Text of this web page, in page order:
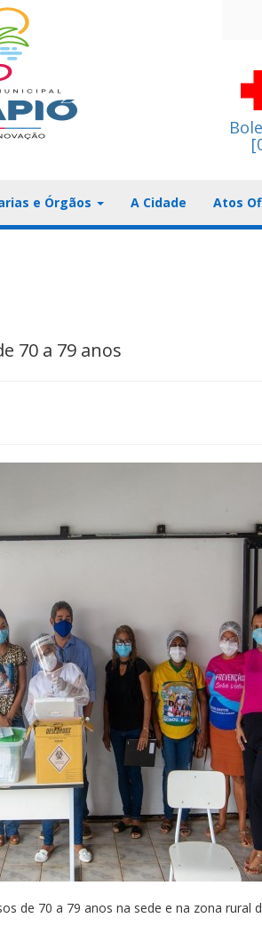
e Órgãos A Cidade Atos
70 a 79 anos
de 70 a 79 anos na sede e na zona rural